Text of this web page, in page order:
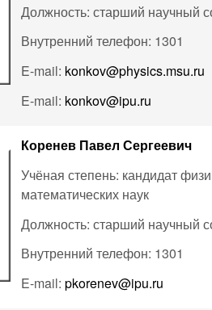
Должность: старший научный
Внутренний телефон: 1301
E-mail: konkov@physics.msu.ru
E-mail: konkov@ipu.ru
Коренев Павел Сергеевич
Учёная степень: кандидат
математических наук
Должность: старший научный
Внутренний телефон: 1301
E-mail:pkorenev@ipu.ru